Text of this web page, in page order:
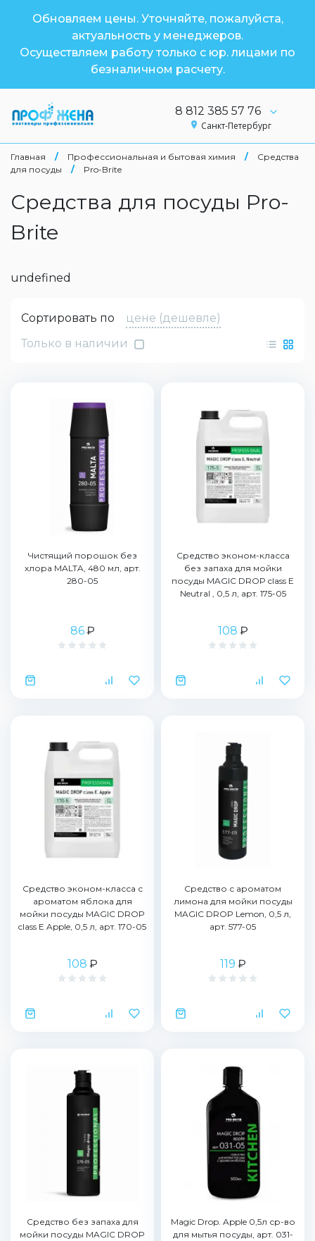
Обновляем цены. Уточняйте, пожалуйста,
актуальность у менеджеров.
Осуществляем работу только с юр. лицами по
безналичном расчету.
8 812 385 57 76
Санкт-Петербург
Главная / Профессиональная и бытовая химия /
Средства
для посуды
/ Pro-Brite
Средства для посуды Pro-
Brite
undefined
Сортировать по
цене (дешевле)
Только в наличии
Чистящий порошок без
хлора MALTA, 480 мл, арт.
280-05
86₽
Средство эконом-класса
без запаха для мойки
посуды MAGIC DROP class E
Neutral , 0,5 л, арт. 175-05
108 ₽
Средство эконом-класса с
ароматом яблока для
мойки посуды MAGIC DROP
class Е Apple, 0,5 л, арт. 170-05
108 ₽
Средство с ароматом
лимона для мойки посуды
MAGIC DROP Lemon, 0,5 л,
арт. 577-05
119 ₽
Средство без запаха для
мойки посуды MAGIC DROP
Magic Drop. Apple 0,5л ср-во
для мытья посуды, арт. 031-